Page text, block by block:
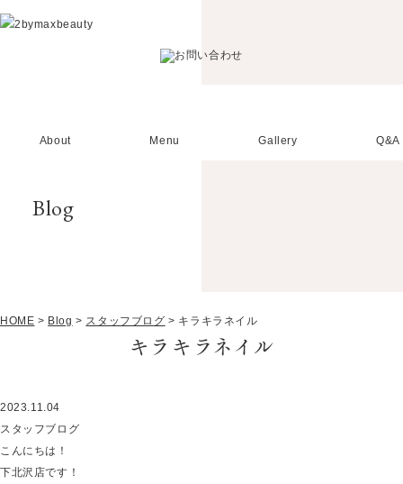
About Menu Gallery Q&A
Blog
HOME > Blog > スタッフブログ > キラキラネイル
キラキラネイル
2023.11.04
スタッフブログ
こんにちは！
下北沢店です！